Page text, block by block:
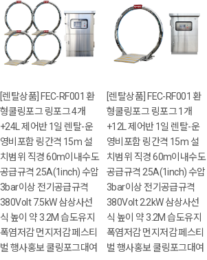
[렌탈상품] FEC-RF001 환
형쿨링포그 링포그 4개
+24L 제어반 1일 렌탈-운
영비포함 링간격 15m 설
치범위 직경 60m이내수도
공급규격 25A(1inch) 수압
3bar이상 전기공급규격
380Volt 7.5kW 삼상사선
식 높이 약 3.2M 습도유지
폭염저감 먼지저감 페스티
벌 행사홍보 쿨링포그대여
[렌탈상품] FEC-RF001 환
형쿨링포그 링포그 1개
+12L 제어반 1일 렌탈-운
영비포함 링간격 15m 설
치범위 직경 60m이내수도
공급규격 25A(1inch) 수압
3bar이상 전기공급규격
380Volt 2.2kW 삼상사선
식 높이 약 3.2M 습도유지
폭염저감 먼지저감 페스티
벌 행사홍보 쿨링포그대여